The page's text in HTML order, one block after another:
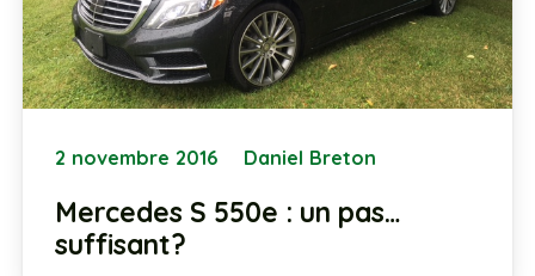
2 novembre 2016 Daniel Breton
Mercedes S 550e : un pas…
suffisant?